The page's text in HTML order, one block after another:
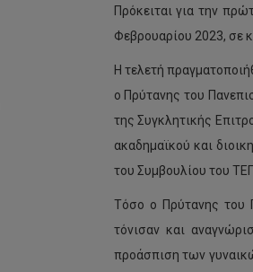
Πρόκειται για την
Φεβρουαρίου 2023, σε
Η τελετή
ο Πρύτανης του
της Συγκλητικής
ακαδημαϊκού και
του Συμβουλίου του
Τόσο ο Πρύτανης του
τόνισαν και
προάσπιση των